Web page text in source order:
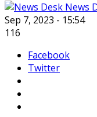
News
Sep 7, 2023 - 15:54
116
Facebook
Twitter